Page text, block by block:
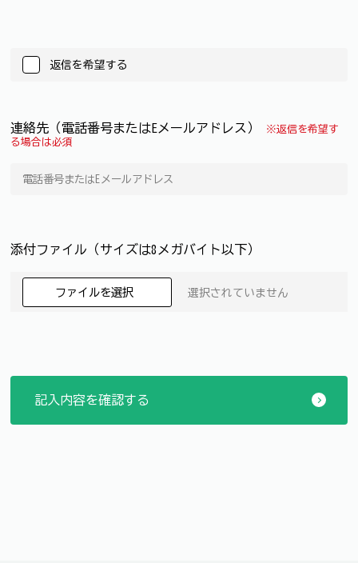
返信を希望する
連絡先（電話番号またはEメールアドレス）
※返信を希望す
る場合は必須
添付ファイル（サイズは8メガバイト以下）
ファイルを選択 選択されていません